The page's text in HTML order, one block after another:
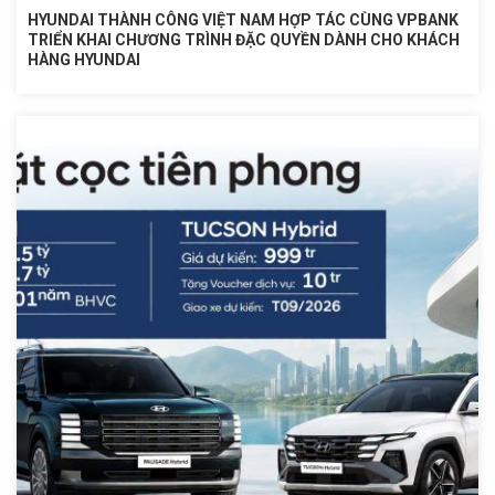
HYUNDAI THÀNH CÔNG VIỆT NAM HỢP TÁC CÙNG VPBANK
TRIỂN KHAI CHƯƠNG TRÌNH ĐẶC QUYỀN DÀNH CHO KHÁCH
HÀNG HYUNDAI